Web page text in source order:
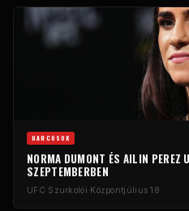
HARCOSOK
NORMA DUMONT ÉS AILIN PEREZ
SZEPTEMBERBEN
UFC Szurkolói Központjúlius 18